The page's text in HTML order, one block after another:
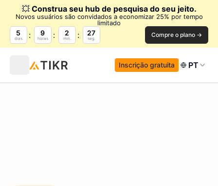
💥 Construa seu hub de pesquisa do seu jeito.
Novos usuários são convidados a economizar 25% por tempo
limitado
5
dias
9
horas
2
min.
26
seg. Compre o plano →
Inscrição gratuita PT